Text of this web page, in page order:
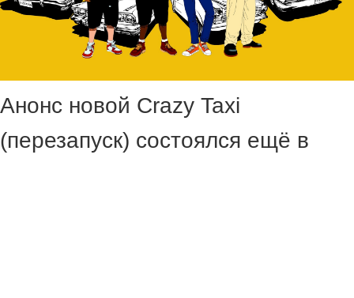
Анонс новой Crazy Taxi
(перезапуск) состоялся ещё в